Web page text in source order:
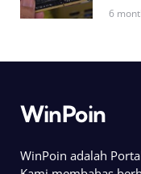
6
WinPoin
WinPoin adalah